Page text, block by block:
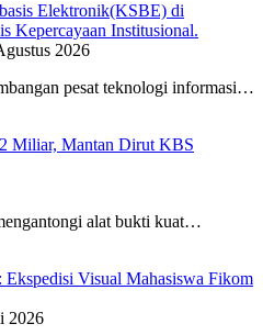
Elektronik(KSBE) di
Kepercayaan Institusional.
2026
pesat teknologi informasi…
Miliar, Mantan Dirut KBS
alat bukti kuat…
Visual Mahasiswa Fikom
2026